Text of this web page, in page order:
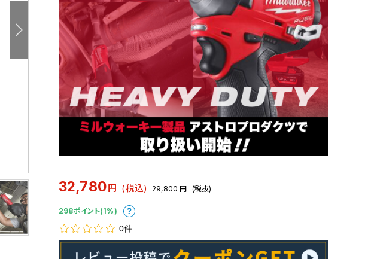
32,780円 (税込) 29,800 円 (税抜)
298ポイント(1%)
0件